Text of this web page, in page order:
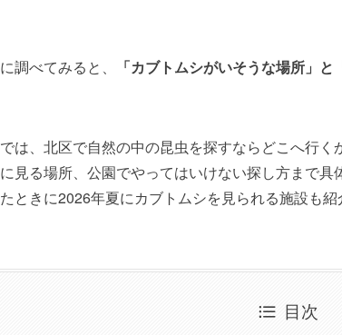
調べてみると、 「カブトムシがいそうな場所」
は、北区で自然の中の昆虫を探すならどこへ行
見る場所、公園でやってはいけない探し方まで
ときに2026年夏にカブトムシを見られる施設も紹
目次